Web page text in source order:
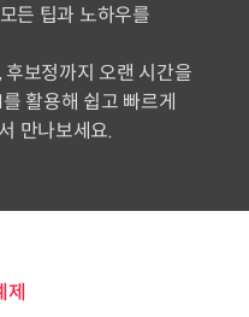
든 팁과 노하우를
보정까지 오랜 시간을
활용해 쉽고 빠르게
만나보세요.
제